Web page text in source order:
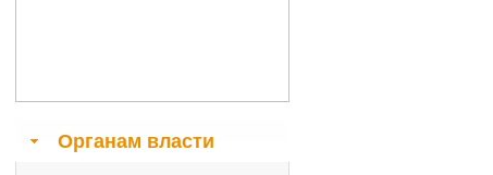
Органам власти